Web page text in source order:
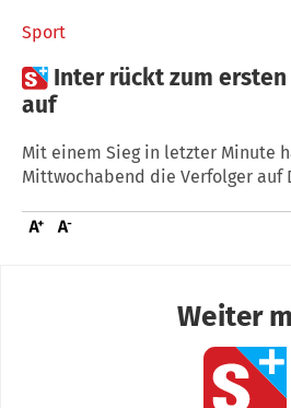
Sport
 Inter rückt zum
auf
Mit einem Sieg in letzter Minute
Mittwochabend die Verfolger auf